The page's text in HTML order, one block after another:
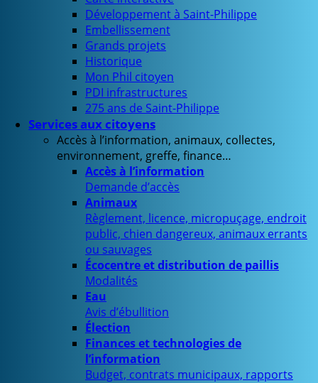
Développement à Saint-Philippe
Embellissement
Grands projets
Historique
Mon Phil citoyen
PDI infrastructures
275 ans de Saint-Philippe
Services aux citoyens
Accès à l’information, animaux, collectes,
environnement, greffe, finance…
Accès à l’information
Demande d’accès
Animaux
Règlement, licence, micropuçage, endroit
public, chien dangereux, animaux errants
ou sauvages
Écocentre et distribution de paillis
Modalités
Eau
Avis d’ébullition
Élection
Finances et technologies de
l’information
Budget, contrats municipaux, rapports